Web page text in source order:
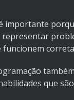
importante
que